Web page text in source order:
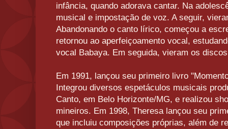
infância, quando adorava cantar. Na
musical e impostação de voz. A seguir,
Abandonando o canto lírico, começou a
retornou ao aperfeiçoamento vocal,
vocal Babaya. Em seguida, vieram os
Em 1991, lançou seu primeiro livro
Integrou diversos espetáculos musicais
Canto, em Belo Horizonte/MG, e realizou
mineiros. Em 1998, Theresa lançou seu
que incluiu composições próprias, além de